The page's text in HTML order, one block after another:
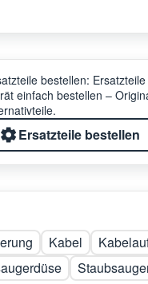
bestellen:
einfach bestellen –
Ersatzteile bestellen
Kabel